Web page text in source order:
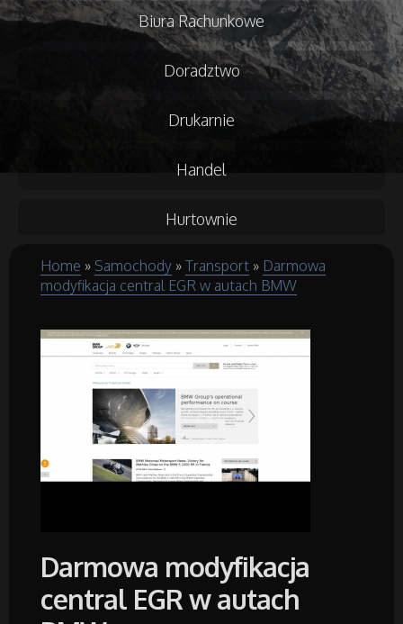
Biura Rachunkowe
Doradztwo
Drukarnie
Handel
Hurtownie
Kredyty, Leasing
Ubezpieczenia
Ekologia
Budowlanka
Remonty, Elektryk, Hydraulik
Home » Samochody » Transport » Darmowa
modyfikacja central EGR w autach BMW
Darmowa modyfikacja
central EGR w autach